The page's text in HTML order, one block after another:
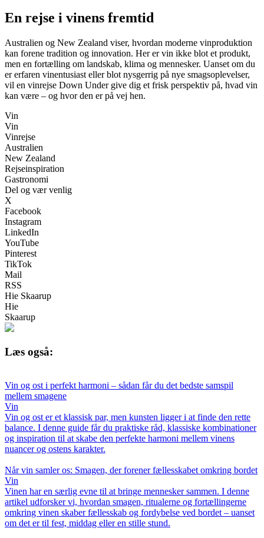
En rejse i vinens fremtid
Australien og New Zealand viser, hvordan moderne vinproduktion
kan forene tradition og innovation. Her er vin ikke blot et produkt,
men en fortælling om landskab, klima og mennesker. Uanset om du
er erfaren vinentusiast eller blot nysgerrig på nye smagsoplevelser,
vil en vinrejse Down Under give dig et frisk perspektiv på, hvad vin
kan være – og hvor den er på vej hen.
Vin
Vin
Vinrejse
Australien
New Zealand
Rejseinspiration
Gastronomi
Del og vær venlig
X
Facebook
Instagram
LinkedIn
YouTube
Pinterest
TikTok
Mail
RSS
Hie Skaarup
Hie
Skaarup
Læs også:
Vin og ost i perfekt harmoni – sådan får du det bedste samspil
mellem smagene
Vin
Vin og ost er et klassisk par, men kunsten ligger i at finde den rette
balance. I denne guide får du praktiske råd, klassiske kombinationer
og inspiration til at skabe den perfekte harmoni mellem vinens
nuancer og ostens karakter.
Når vin samler os: Smagen, der forener fællesskabet omkring bordet
Vin
Vinen har en særlig evne til at bringe mennesker sammen. I denne
artikel udforsker vi, hvordan smagen, ritualerne og fortællingerne
omkring vinen skaber fællesskab og fordybelse ved bordet – uanset
om det er til fest, middag eller en stille stund.